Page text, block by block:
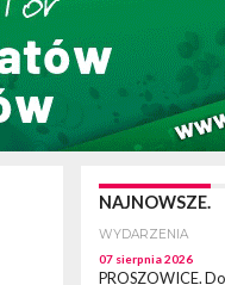
NAJNOWSZE.
WYDARZENIA
07 sierpnia 2026
PROSZOWICE.